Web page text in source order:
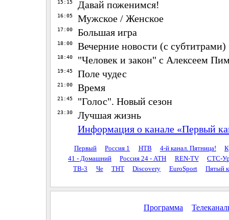
15:15 Давай поженимся!
16:05 Мужское / Женское
17:00 Большая игра
18:00 Вечерние новости (с субтитрами)
18:40 "Человек и закон" с Алексеем
19:45 Поле чудес
21:00 Время
21:45 "Голос". Новый сезон
23:30
Лучшая жизнь
Информация о канале «Первый
Первый Россия 1 НТВ 4-й канал. Пятница!
41 - Домашний
Россия 24 - АТН REN-TV
СТС-
ТВ-3
Че ТНТ Discovery EuroSport Пятый
Программа